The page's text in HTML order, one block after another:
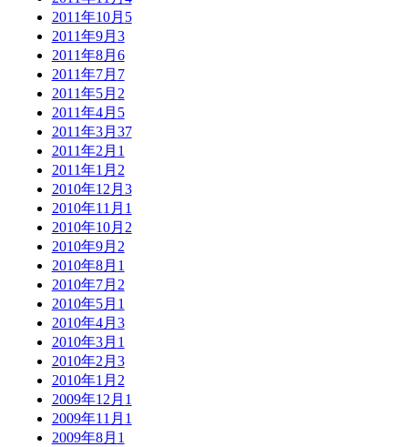
2011年10月 5
2011年9月 3
2011年8月 6
2011年7月 7
2011年5月 2
2011年4月 5
2011年3月 37
2011年2月 1
2011年1月 2
2010年12月 3
2010年11月 1
2010年10月 2
2010年9月 2
2010年8月 1
2010年7月 2
2010年5月 1
2010年4月 3
2010年3月 1
2010年2月 3
2010年1月 2
2009年12月 1
2009年11月 1
2009年8月 1